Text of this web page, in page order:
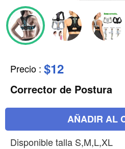
Precio : $12
Corrector de Postura
AÑADIR AL
Disponible talla S,M,L,XL